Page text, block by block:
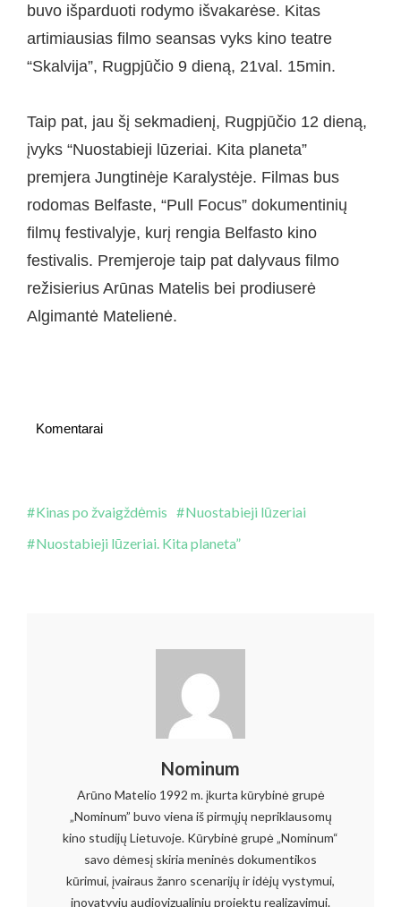
buvo išparduoti rodymo išvakarėse. Kitas
artimiausias filmo seansas vyks kino teatre
“Skalvija”, Rugpjūčio 9 dieną, 21val. 15min.
Taip pat, jau šį sekmadienį, Rugpjūčio 12 dieną,
įvyks “Nuostabieji lūzeriai. Kita planeta”
premjera Jungtinėje Karalystėje. Filmas bus
rodomas Belfaste, “Pull Focus” dokumentinių
filmų festivalyje, kurį rengia Belfasto kino
festivalis. Premjeroje taip pat dalyvaus filmo
režisierius Arūnas Matelis bei prodiuserė
Algimantė Matelienė.
Komentarai
Kinas po žvaigždėmis
Nuostabieji lūzeriai
Nuostabieji lūzeriai. Kita planeta”
Nominum
Arūno Matelio 1992 m. įkurta kūrybinė grupė
„Nominum” buvo viena iš pirmųjų nepriklausomų
kino studijų Lietuvoje. Kūrybinė grupė „Nominum“
savo dėmesį skiria meninės dokumentikos
kūrimui, įvairaus žanro scenarijų ir idėjų vystymui,
inovatyvių audiovizualinių projektų realizavimui.